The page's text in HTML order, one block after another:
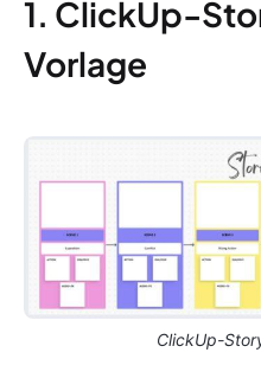
1. ClickUp-
Vorlage
ClickUp-